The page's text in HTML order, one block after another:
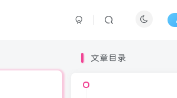
文章目录